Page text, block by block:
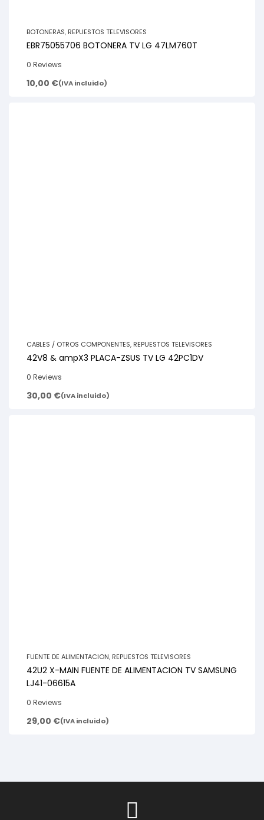
BOTONERAS, REPUESTOS TELEVISORES
EBR75055706 BOTONERA TV LG 47LM760T
0 Reviews
10,00 €(IVA incluido)
CABLES / OTROS COMPONENTES, REPUESTOS TELEVISORES
42V8 & ampX3 PLACA-ZSUS TV LG 42PC1DV
0 Reviews
30,00 €(IVA incluido)
FUENTE DE ALIMENTACION, REPUESTOS TELEVISORES
42U2 X-MAIN FUENTE DE ALIMENTACION TV SAMSUNG
LJ41-06615A
0 Reviews
29,00 €(IVA incluido)